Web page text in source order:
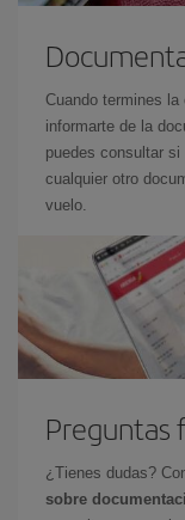
Cuando termines
informarte de la
puedes consultar
cualquier otro
vuelo.
Preguntas
¿Tienes dudas?
sobre